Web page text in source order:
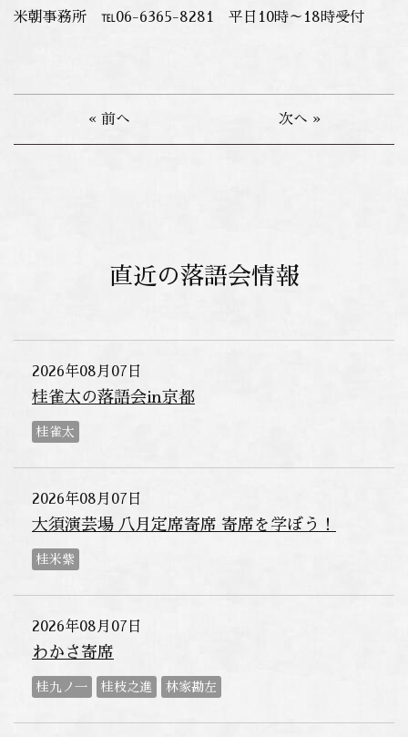
米朝事務所 ℡06-6365-8281 平日10時～18時受付
« 前へ 次へ »
直近の落語会情報
2026年08月07日
桂雀太の落語会in京都
桂雀太
2026年08月07日
大須演芸場 八月定席寄席 寄席を学ぼう！
桂米紫
2026年08月07日
わかさ寄席
桂九ノ一 桂枝之進 林家勘左